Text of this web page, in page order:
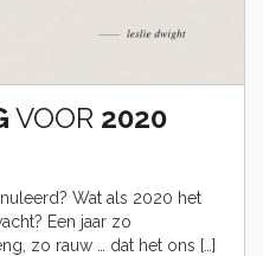
VOOR 2020
Wat als 2020 het
Een jaar zo
zo rauw … dat het ons […]